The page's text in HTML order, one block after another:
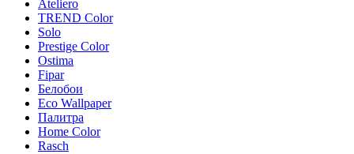
Ateliero
TREND Color
Solo
Prestige Color
Ostima
Fipar
Белобои
Eco Wallpaper
Палитра
Home Color
Rasch